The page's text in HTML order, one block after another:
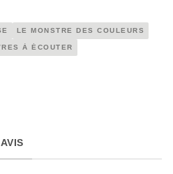
LE MONSTRE DES COULEURS
À ÉCOUTER
AVIS